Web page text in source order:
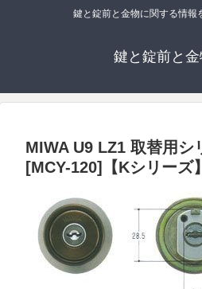
鍵と錠前と金物に関する情報
鍵と錠前と金
MIWA U9 LZ1 取替用シ
[MCY-120]【Kシリーズ】